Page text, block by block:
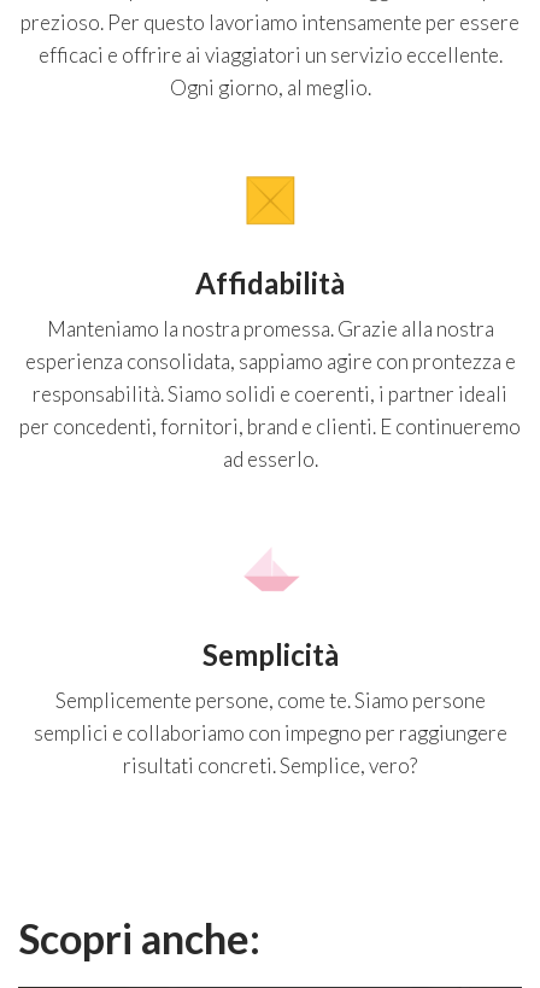
prezioso. Per questo lavoriamo intensamente per essere
efficaci e offrire ai viaggiatori un servizio eccellente.
Ogni giorno, al meglio.
Affidabilità
Manteniamo la nostra promessa. Grazie alla nostra
esperienza consolidata, sappiamo agire con prontezza e
responsabilità. Siamo solidi e coerenti, i partner ideali
per concedenti, fornitori, brand e clienti. E continueremo
ad esserlo.
Semplicità
Semplicemente persone, come te. Siamo persone
semplici e collaboriamo con impegno per raggiungere
risultati concreti. Semplice, vero?
Scopri anche: